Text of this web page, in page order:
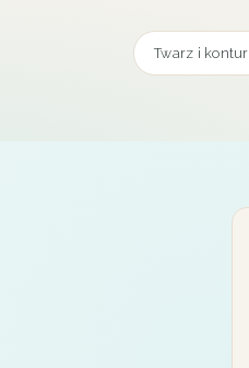
Twarz i kontur